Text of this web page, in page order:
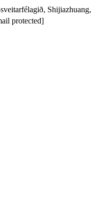
Shijiazhuang,
protected]